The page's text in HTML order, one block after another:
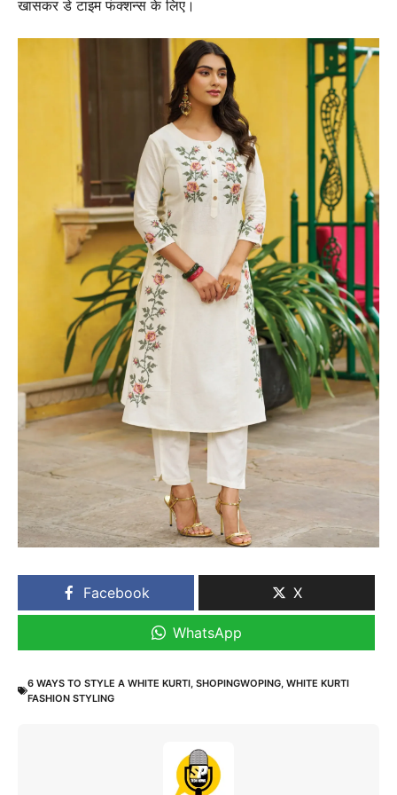
खासकर डे टाइम फंक्शन्स के लिए।
Facebook X
WhatsApp
6 WAYS TO STYLE A WHITE KURTI, SHOPINGWOPING, WHITE KURTI
FASHION STYLING